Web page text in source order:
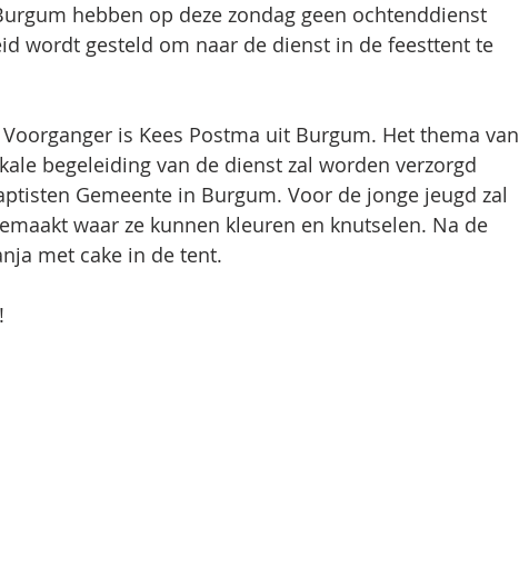
hebben op deze zondag geen ochtenddienst
wordt gesteld om naar de dienst in de feesttent te
is Kees Postma uit Burgum. Het thema van
begeleiding van de dienst zal worden verzorgd
Gemeente in Burgum. Voor de jonge jeugd zal
waar ze kunnen kleuren en knutselen. Na de
met cake in de tent.